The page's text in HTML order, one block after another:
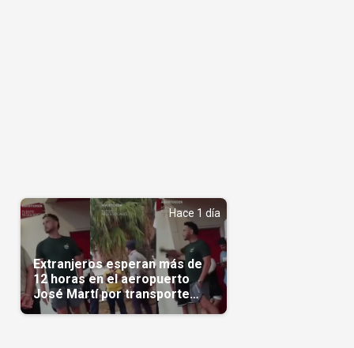
Hace 1 día
Extranjeros esperan más de
12 horas en el aeropuerto
José Martí por transporte
reservado semanas